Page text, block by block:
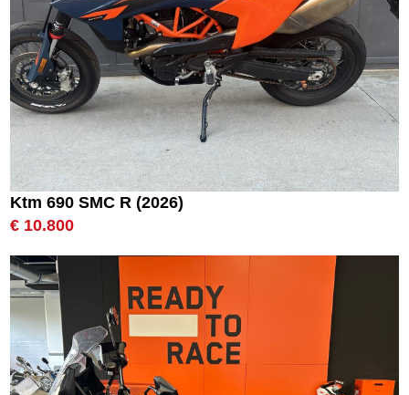
Ktm 690 SMC R (2026)
€ 10.800